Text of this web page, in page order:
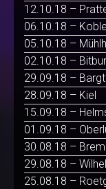
12.10.18 –
06.10.18 –
05.10.18 –
02.10.18 –
29.09.18 –
28.09.18 – Kiel
15.09.18 –
01.09.18 –
30.08.18 –
29.08.18 –
25.08.18 –